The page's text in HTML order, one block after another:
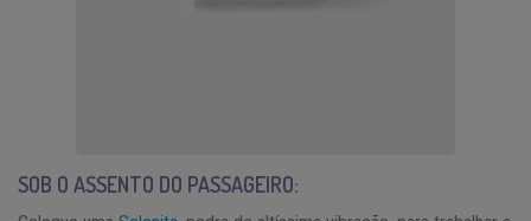
SOB O ASSENTO DO PASSAGEIRO: